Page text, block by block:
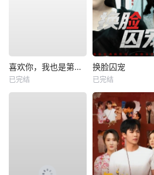
喜欢你，我也是第一部
已完结
换脸囚宠
已完结